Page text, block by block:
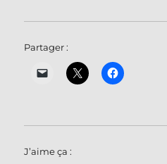
Partager :
J’aime ça :